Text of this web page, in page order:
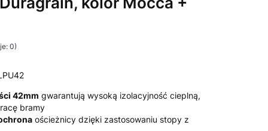
0)
42mm gwarantują wysoką izolacyjność cieplną,
bramy
ościeżnicy dzięki zastosowaniu stopy z